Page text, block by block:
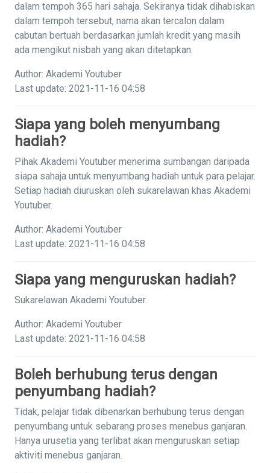
dalam tempoh 365 hari sahaja. Sekiranya tidak dihabiskan
dalam tempoh tersebut, nama akan tercalon dalam
cabutan bertuah berdasarkan jumlah kredit yang masih
ada mengikut nisbah yang akan ditetapkan.
Author: Akademi Youtuber
Last update: 2021-11-16 04:58
Siapa yang boleh menyumbang
hadiah?
Pihak Akademi Youtuber menerima sumbangan daripada
siapa sahaja untuk menyumbang hadiah untuk para pelajar.
Setiap hadiah diuruskan oleh sukarelawan khas Akademi
Youtuber.
Author: Akademi Youtuber
Last update: 2021-11-16 04:58
Siapa yang menguruskan hadiah?
Sukarelawan Akademi Youtuber.
Author: Akademi Youtuber
Last update: 2021-11-16 04:58
Boleh berhubung terus dengan
penyumbang hadiah?
Tidak, pelajar tidak dibenarkan berhubung terus dengan
penyumbang untuk sebarang proses menebus ganjaran.
Hanya urusetia yang terlibat akan menguruskan setiap
aktiviti menebus ganjaran.